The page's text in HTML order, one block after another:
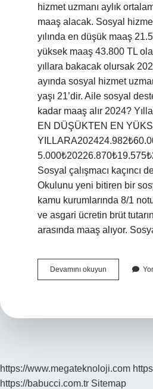
hizmet uzmanı aylık
maaş alacak. Sosyal
yılında en düşük maaş
yüksek maaş 43.800 TL
yıllara bakacak olursak
ayında sosyal hizmet
yaşı 21’dir. Aile sosyal
kadar maaş alır 2024?
EN DÜŞÜKTEN EN
Sosyal çalışmacı kaçıncı
Okulunu yeni bitiren bir
kamu kurumlarında 8/1
ve asgari ücretin brüt
arasında maaş alıyor.
Devamını okuyun
Çalişmaci
https://www.megateknoloji.com
https://babucci.com.tr Sitemap